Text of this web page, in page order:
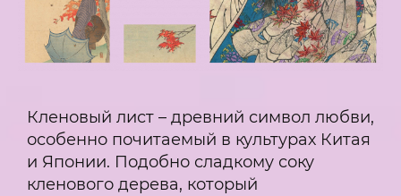
Кленовый лист – древний символ любви,
особенно почитаемый в культурах Китая
и Японии. Подобно сладкому соку
кленового дерева, который